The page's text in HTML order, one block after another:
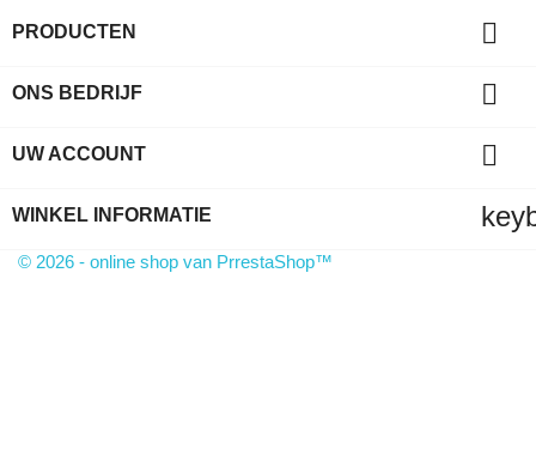
PRODUCTEN 
ONS BEDRIJF 
UW ACCOUNT 
WINKEL INFORMATIE
© 2026 - online shop van PrrestaShop™